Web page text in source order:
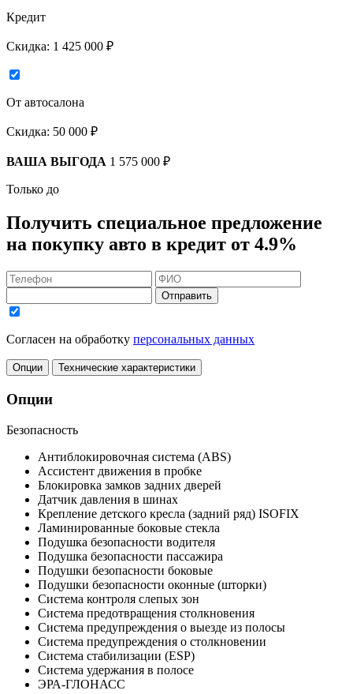
Кредит
Скидка: 1 425 000 ₽
От автосалона
Скидка: 50 000 ₽
ВАША ВЫГОДА 1 575 000 ₽
Только до
Получить специальное предложение
на покупку авто в кредит от 4.9%
Отправить
Согласен на обработку персональных данных
Опции Технические характеристики
Опции
Безопасность
Антиблокировочная система (ABS)
Ассистент движения в пробке
Блокировка замков задних дверей
Датчик давления в шинах
Крепление детского кресла (задний ряд) ISOFIX
Ламинированные боковые стекла
Подушка безопасности водителя
Подушка безопасности пассажира
Подушки безопасности боковые
Подушки безопасности оконные (шторки)
Система контроля слепых зон
Система предотвращения столкновения
Система предупреждения о выезде из полосы
Система предупреждения о столкновении
Система стабилизации (ESP)
Система удержания в полосе
ЭРА-ГЛОНАСС